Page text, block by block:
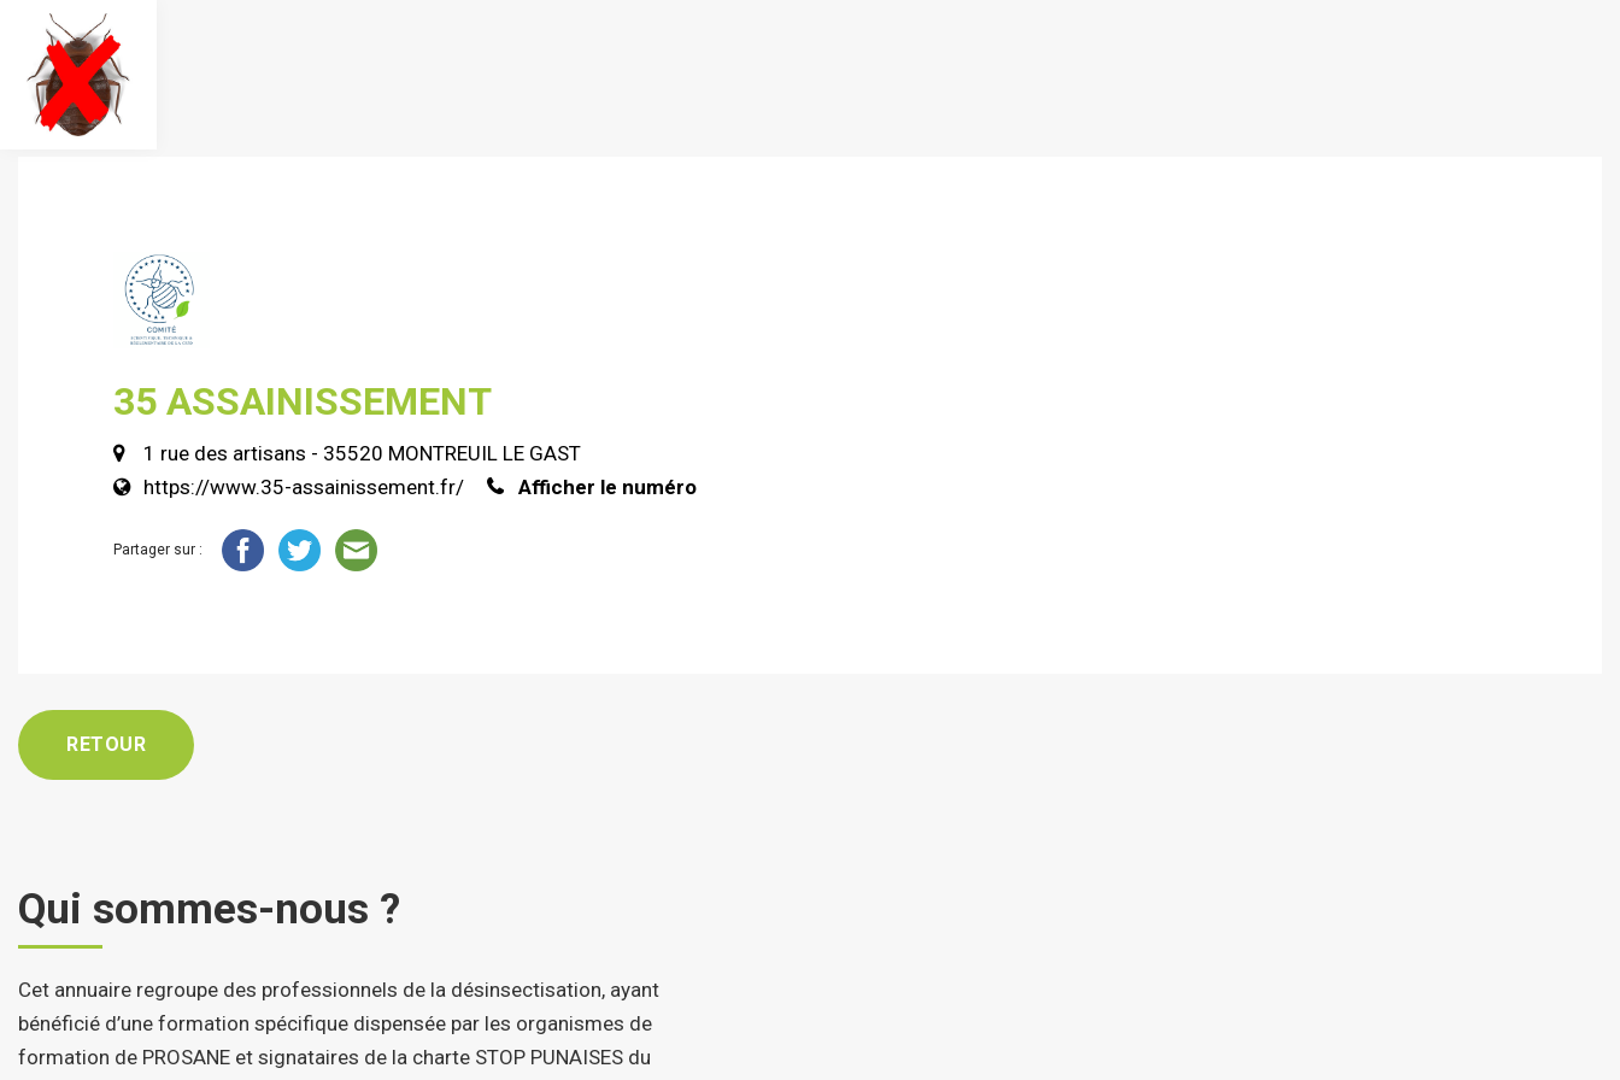
35 ASSAINISSEMENT
1 rue des artisans - 35520 MONTREUIL LE GAST
https://www.35-assainissement.fr/
Afficher le numéro
Partager sur :
RETOUR
Qui sommes-nous ?
Cet annuaire regroupe des professionnels de la désinsectisation, ayant
bénéficié d’une formation spécifique dispensée par les organismes de
formation de PROSANE et signataires de la charte STOP PUNAISES du